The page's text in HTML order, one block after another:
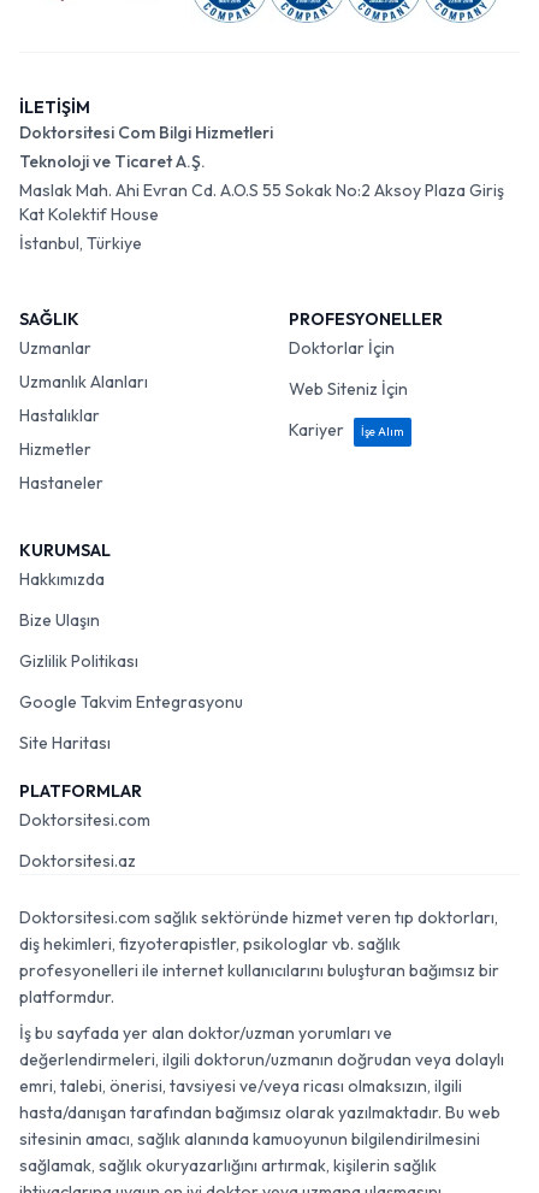
İLETİŞİM
Doktorsitesi Com Bilgi Hizmetleri
Teknoloji ve Ticaret A.Ş.
Maslak Mah. Ahi Evran Cd. A.O.S 55 Sokak No:2 Aksoy Plaza Giriş
Kat Kolektif House
İstanbul, Türkiye
SAĞLIK
Uzmanlar
Uzmanlık Alanları
Hastalıklar
Hizmetler
Hastaneler
PROFESYONELLER
Doktorlar İçin
Web Siteniz İçin
Kariyer
İşe Alım
KURUMSAL
Hakkımızda
Bize Ulaşın
Gizlilik Politikası
Google Takvim Entegrasyonu
Site Haritası
PLATFORMLAR
Doktorsitesi.com
Doktorsitesi.az
Doktorsitesi.com sağlık sektöründe hizmet veren tıp doktorları,
diş hekimleri, fizyoterapistler, psikologlar vb. sağlık
profesyonelleri ile internet kullanıcılarını buluşturan bağımsız bir
platformdur.
İş bu sayfada yer alan doktor/uzman yorumları ve
değerlendirmeleri, ilgili doktorun/uzmanın doğrudan veya dolaylı
emri, talebi, önerisi, tavsiyesi ve/veya ricası olmaksızın, ilgili
hasta/danışan tarafından bağımsız olarak yazılmaktadır. Bu web
sitesinin amacı, sağlık alanında kamuoyunun bilgilendirilmesini
sağlamak, sağlık okuryazarlığını artırmak, kişilerin sağlık